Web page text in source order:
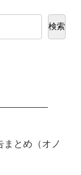
検索
とめ（オノ